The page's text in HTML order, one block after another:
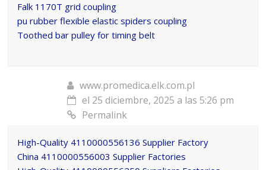
Falk 1170T grid coupling
pu rubber flexible elastic spiders coupling
Toothed bar pulley for timing belt
www.promedica.elk.com.pl
el 25 diciembre, 2025 a las 5:26 pm
Permalink
High-Quality 4110000556136 Supplier Factory
China 4110000556003 Supplier Factories